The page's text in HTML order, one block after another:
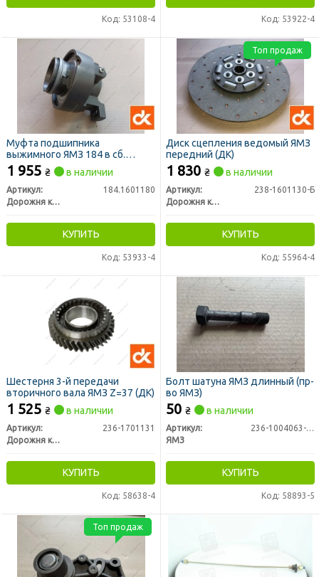
Код: 53108-4 Код: 53922-4
Муфта подшипника
выжимного ЯМЗ 184 в сб.
(D=60мм) (ДК)
1 955 ₴ в наличии
Артикул:
184.1601180
Дорожня карта
КУПИТЬ
Код: 53933-4
Диск сцепления ведомый ЯМЗ
передний (ДК)
1 830 ₴ в наличии
Артикул:
238-1601130-Б
Дорожня карта
КУПИТЬ
Код: 55964-4
Топ продаж
Шестерня 3-й передачи
вторичного вала ЯМЗ Z=37 (ДК)
1 525 ₴ в наличии
Артикул:
236-1701131
Дорожня карта
КУПИТЬ
Код: 58638-4
Болт шатуна ЯМЗ длинный (пр-
во ЯМЗ)
50 ₴ в наличии
Артикул:
236-1004063-Б3
ЯМЗ
КУПИТЬ
Код: 58893-5
Топ продаж